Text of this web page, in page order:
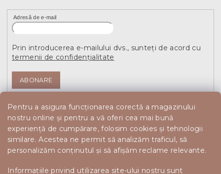
Pentru a asigura funcționarea corectă a magazinului
nostru online și pentru a vă oferi cea mai bună
experiență de cumpărare, folosim cookies și tehnologii
similare. Acestea ne permit să analizăm traficul, să
personalizăm conținutul și să afișăm reclame relevante.
Informațiile privind utilizarea site-ului nostru sunt
Adresă de e-mail
Prin introducerea e-mailului dvs., sunteți de acord cu
termenii de confidențialitate
ABONARE